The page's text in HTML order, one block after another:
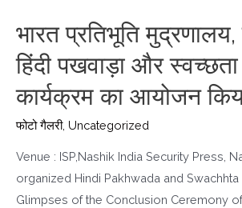
भारत प्रतिभूति
हिंदी पखवाड़ा और स्वच्छता
कार्यक्रम का आयोजन
फोटो गैलरी, Uncategorized
Venue : ISP,Nashik India Security Press,
organized Hindi Pakhwada and Swachhta
Glimpses of the Conclusion Ceremony